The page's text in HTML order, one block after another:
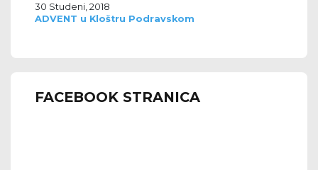
30 Studeni, 2018
ADVENT u Kloštru Podravskom
FACEBOOK STRANICA